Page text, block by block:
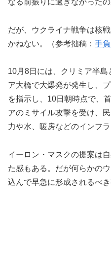
だが、ウクライナ戦争は核
かねない。（参考拙稿： 手
10月8日には、クリミア半島
ア大橋で大爆発が発生し、
を指示し、10日朝時点で、
アのミサイル攻撃を受け、
力や水、暖房などのインフ
イーロン・マスクの提案は
た感もある。だが何らかの
込んで早急に形成されるべき